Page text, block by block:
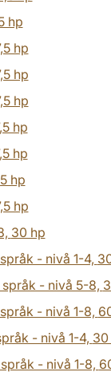
hp
hp
hp
hp
hp
hp
hp
hp
30 hp
- nivå 1-4,
- nivå 5-8,
- nivå 1-8,
- nivå 1-4, 30
- nivå 1-8,